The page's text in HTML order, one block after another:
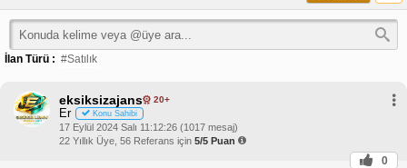
İlan Türü : #Satılık
eksiksizajans 20+
Er Konu Sahibi
17 Eylül 2024 Salı 11:12:26 (1017 mesaj)
22 Yıllık Üye, 56 Referans için 5/5 Puan
0